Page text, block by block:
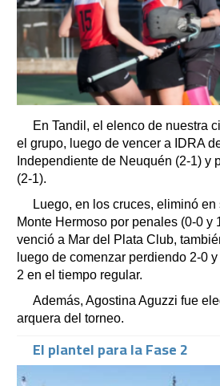
En Tandil, el elenco de nuestra
el grupo, luego de vencer a IDRA
Independiente de Neuquén (2-1) y
(2-1).
Luego, en los cruces, eliminó
Monte Hermoso por penales (0-0 y
venció a Mar del Plata Club,
luego de comenzar perdiendo 2-0
2 en el tiempo regular.
Además, Agostina Aguzzi fue
arquera del torneo.
El plantel para la Fase 2